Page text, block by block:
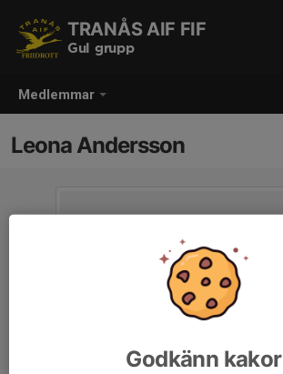
Medlemmar
TRANÅS AIF FIF
Gul grupp
Leona Andersson
Godkänn kakor